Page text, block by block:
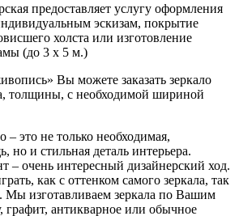
предоставляет услугу оформления
эскизам, покрытие
холста или изготовление
(до 3 х 5 м.)
Вы можете заказать зеркало
толщины, с необходимой шириной
– это не только необходимая,
но и стильная деталь интерьера.
– очень интересный дизайнерский ход.
как с оттенком самого зеркала, так
Мы изготавливаем зеркала по Вашим
графит, антикварное или обычное